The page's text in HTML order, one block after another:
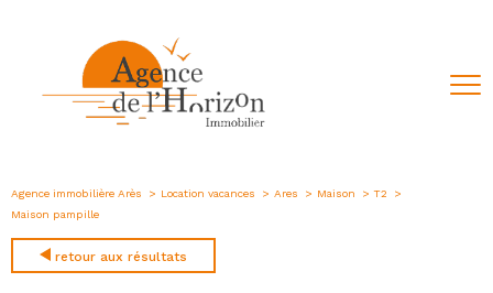
Agence immobilière Arès Location vacances Ares Maison
T2
Maison pampille
retour aux résultats